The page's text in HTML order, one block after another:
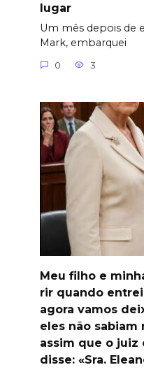
lugar
Um mês depois de
Mark, embarquei
0 3
Meu filho e
rir quando entrei
agora vamos
eles não sabiam
assim que o juiz
disse: «Sra.